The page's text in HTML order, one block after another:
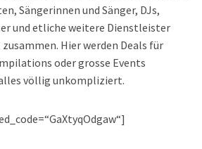
Sängerinnen und Sänger, DJs,
und etliche weitere Dienstleister
zusammen. Hier werden Deals für
oder grosse Events
völlig unkompliziert.